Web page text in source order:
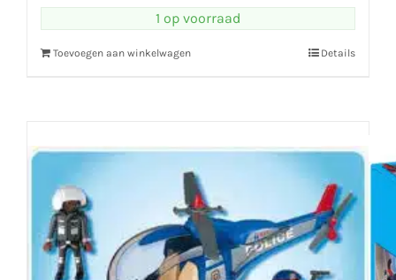
1 op voorraad
Toevoegen aan winkelwagen Details